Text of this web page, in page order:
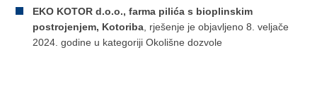
EKO KOTOR d.o.o., farma pilića s bioplinskim
postrojenjem, Kotoriba , rješenje je objavljeno 8. veljače
2024. godine u kategoriji Okolišne dozvole